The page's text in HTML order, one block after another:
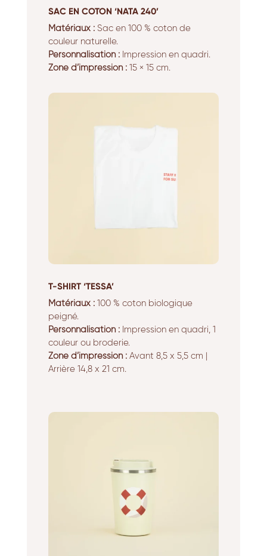
SAC EN COTON ‘NATA 240’
Matériaux :Sac en 100 % coton de
couleur naturelle.
Personnalisation :Impression en quadri.
Zone d’impression :15 × 15 cm.
T-SHIRT ‘TESSA’
Matériaux :100 % coton biologique
peigné.
Personnalisation :Impression en quadri, 1
couleur ou broderie.
Zone d’impression :Avant 8,5 x 5,5 cm |
Arrière 14,8 x 21 cm.